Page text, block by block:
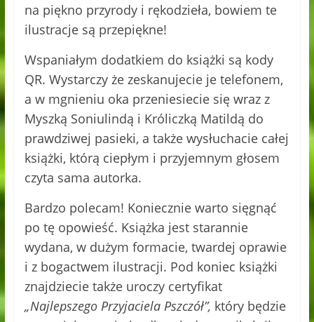
na piękno przyrody i rękodzieła, bowiem te
ilustracje są przepiękne!
Wspaniałym dodatkiem do książki są kody
QR. Wystarczy że zeskanujecie je telefonem,
a w mgnieniu oka przeniesiecie się wraz z
Myszką Soniulindą i Króliczką Matildą do
prawdziwej pasieki, a także wysłuchacie całej
książki, którą ciepłym i przyjemnym głosem
czyta sama autorka.
Bardzo polecam! Koniecznie warto sięgnąć
po tę opowieść. Książka jest starannie
wydana, w dużym formacie, twardej oprawie
i z bogactwem ilustracji. Pod koniec książki
znajdziecie także uroczy certyfikat
„Najlepszego Przyjaciela Pszczół”, który będzie